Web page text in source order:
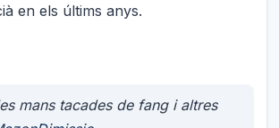
en els últims anys.
mans tacades de fang i altres